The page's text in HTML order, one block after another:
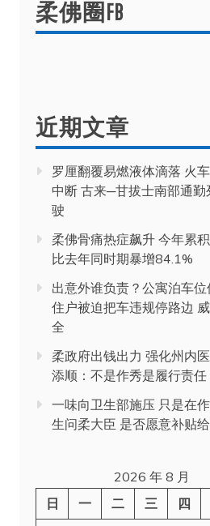
柔佛圈FB
近期文章
罗厘翻覆易燃液体滴落 火
中断 古来─甘拔士南部通勤
驶
柔佛骨痛热症飙升 今年累
比去年同时期暴增84.1%
出意外谁负责？公寓泊车
住户被迫把车违规停路边
全
柔政府出钱出力 强化州内
添顺：不是作秀是履行责任
一味向卫生部施压 只是在
生问柔大臣 是否愿意补贴
2026 年 8 月
日
一 二 三 四